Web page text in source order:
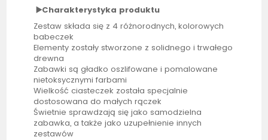
▶️Charakterystyka produktu
Zestaw składa się z 4 różnorodnych, kolorowych
babeczek
Elementy zostały stworzone z solidnego i trwałego
drewna
Zabawki są gładko oszlifowane i pomalowane
nietoksycznymi farbami
Wielkość ciasteczek została specjalnie
dostosowana do małych rączek
Świetnie sprawdzają się jako samodzielna
zabawka, a także jako uzupełnienie innych
zestawów